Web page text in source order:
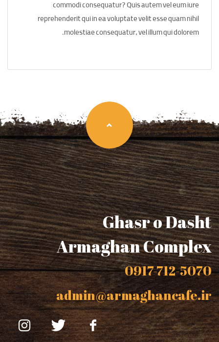
commodi consequatur? Quis autem vel eum iure
reprehenderit qui in ea voluptate velit esse quam nihil
molestiae consequatur, vel illum qui dolorem.
Ghasr o Dasht
Armaghan Complex
0917-712-5070
admin@armaghancafe.ir